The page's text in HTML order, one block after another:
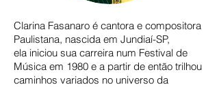
Clarina Fasanaro é cantora e compositora
Paulistana, nascida em Jundiaí-SP,
ela iniciou sua carreira num Festival de
Música em 1980 e a partir de então trilhou
caminhos variados no universo da